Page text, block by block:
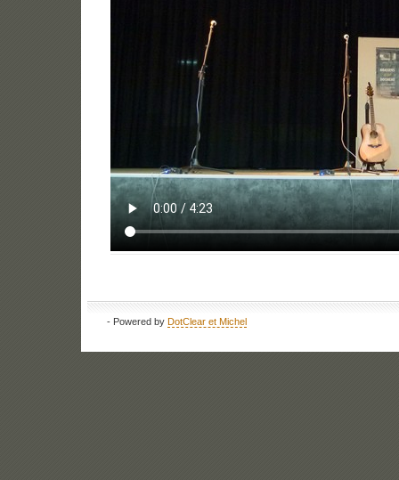
- Powered byDotClear et Michel